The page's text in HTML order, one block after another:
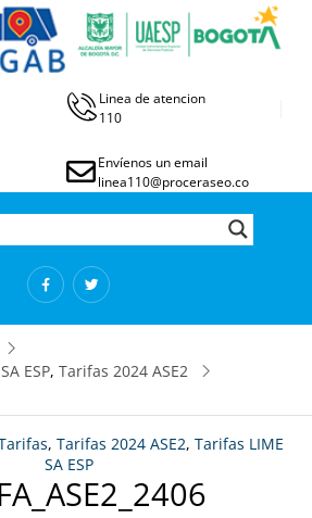
Linea de atencion
110
Envíenos un email
linea110@proceraseo.co
ESP, Tarifas 2024 ASE2
, Tarifas 2024 ASE2, Tarifas LIME
SA ESP